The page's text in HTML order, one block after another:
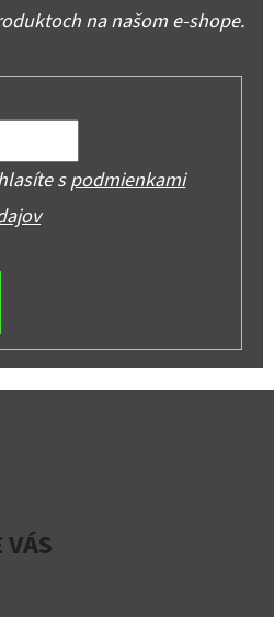
na našom e-shope.
spodmienkami